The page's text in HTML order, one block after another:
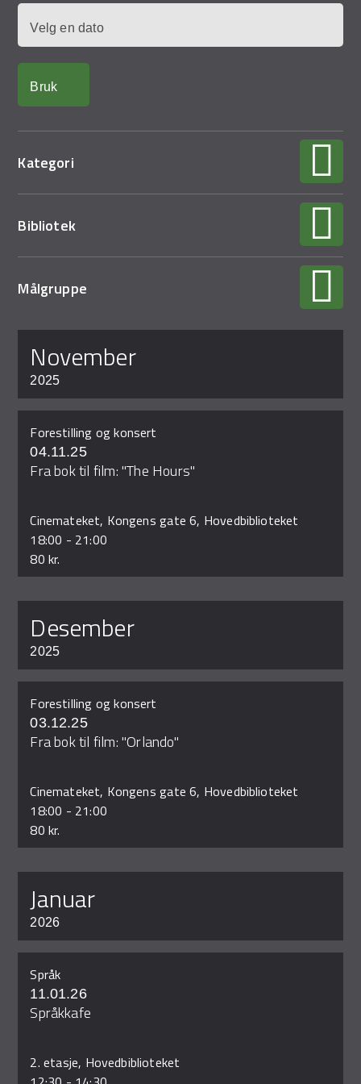
Kategori
Bibliotek
Målgruppe
november
2025
Forestilling og konsert
04.11.25
Fra bok til film: "The Hours"
Cinemateket, Kongens gate 6, Hovedbiblioteket
18:00 - 21:00
80 kr.
desember
2025
Forestilling og konsert
03.12.25
Fra bok til film: "Orlando"
Cinemateket, Kongens gate 6, Hovedbiblioteket
18:00 - 21:00
80 kr.
januar
2026
Språk
11.01.26
Språkkafe
2. etasje, Hovedbiblioteket